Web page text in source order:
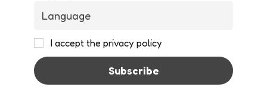
I accept the privacy policy